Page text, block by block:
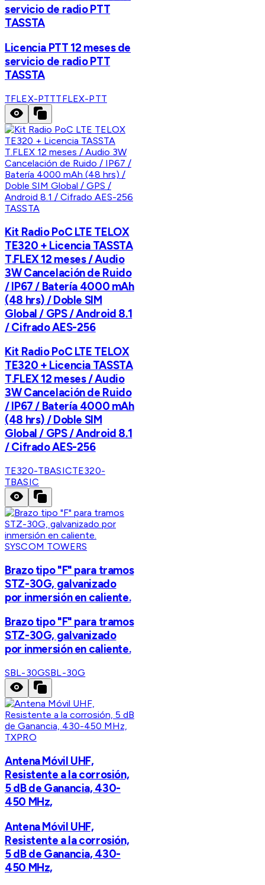
servicio de radio PTT
TASSTA
Licencia PTT 12 meses de
servicio de radio PTT
TASSTA
TFLEX-PTTTFLEX-PTT
TASSTA
Kit Radio PoC LTE TELOX
TE320 + Licencia TASSTA
T.FLEX 12 meses / Audio
3W Cancelación de Ruido
/ IP67 / Batería 4000 mAh
(48 hrs) / Doble SIM
Global / GPS / Android 8.1
/ Cifrado AES-256
Kit Radio PoC LTE TELOX
TE320 + Licencia TASSTA
T.FLEX 12 meses / Audio
3W Cancelación de Ruido
/ IP67 / Batería 4000 mAh
(48 hrs) / Doble SIM
Global / GPS / Android 8.1
/ Cifrado AES-256
TE320-TBASICTE320-
TBASIC
SYSCOM TOWERS
Brazo tipo "F" para tramos
STZ-30G, galvanizado
por inmersión en caliente.
Brazo tipo "F" para tramos
STZ-30G, galvanizado
por inmersión en caliente.
SBL-30GSBL-30G
TXPRO
Antena Móvil UHF,
Resistente a la corrosión,
5 dB de Ganancia, 430-
450 MHz,
Antena Móvil UHF,
Resistente a la corrosión,
5 dB de Ganancia, 430-
450 MHz,